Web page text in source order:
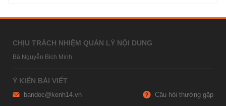
CHỊU TRÁCH NHIỆM QUẢN LÝ NỘI DUNG
Bà Nguyễn Bích Minh
Ý KIẾN BÀI VIẾT
bandoc@kenh14.vn Câu hỏi thường gặp